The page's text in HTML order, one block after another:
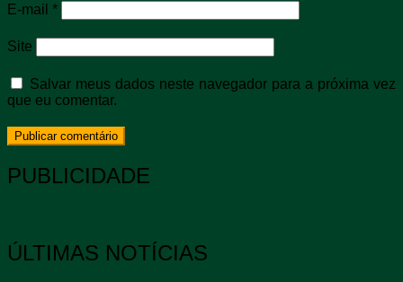
E-mail *
Site
Salvar meus dados neste navegador para a próxima vez
que eu comentar.
PUBLICIDADE
ÚLTIMAS NOTÍCIAS